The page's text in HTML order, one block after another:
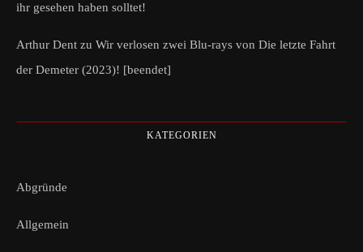
ihr gesehen haben solltet!
Arthur Dent zu Wir verlosen zwei Blu-rays von Die letzte Fahrt
der Demeter (2023)! [beendet]
KATEGORIEN
Abgründe
Allgemein